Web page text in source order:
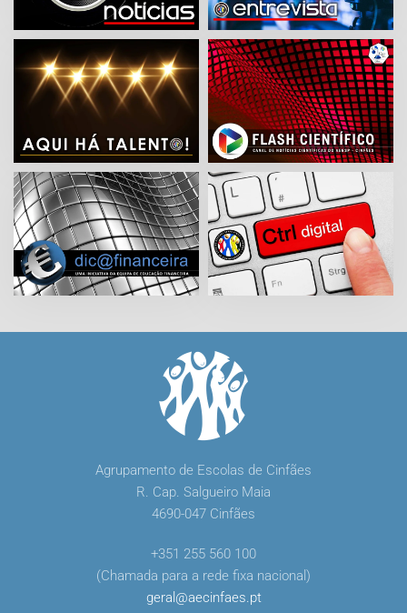
Agrupamento de Escolas de Cinfães
R. Cap. Salgueiro Maia
4690-047 Cinfães
+351 255 560 100
(Chamada para a rede fixa nacional)
geral @aecinfaes.pt